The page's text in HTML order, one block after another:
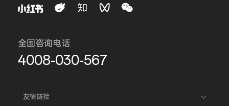
全国咨询电话
4008-030-567
友情链接